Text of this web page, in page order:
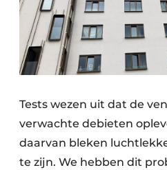
Tests wezen uit dat de
verwachte debieten
daarvan bleken
te zijn. We hebben dit